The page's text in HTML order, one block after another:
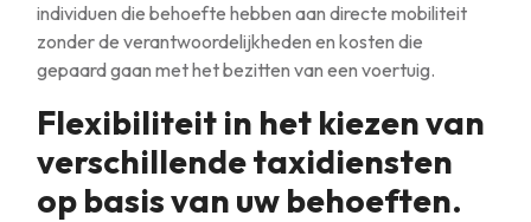
individuen die behoefte hebben aan directe mobiliteit
zonder de verantwoordelijkheden en kosten die
gepaard gaan met het bezitten van een voertuig.
Flexibiliteit in het kiezen van
verschillende taxidiensten
op basis van uw behoeften.